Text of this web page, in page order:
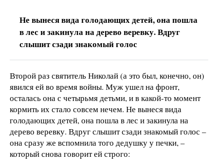
Не вынеся вида голодающих детей, она пошла
в лес и закинула на дерево веревку. Вдруг
слышит сзади знакомый голос
Второй раз святитель Николай (а это был, конечно, он)
явился ей во время войны. Муж ушел на фронт,
осталась она с четырьмя детьми, и в какой-то момент
кормить их стало совсем нечем. Не вынеся вида
голодающих детей, она пошла в лес и закинула на
дерево веревку. Вдруг слышит сзади знакомый голос –
она сразу же вспомнила того дедушку у печки, –
который снова говорит ей строго: